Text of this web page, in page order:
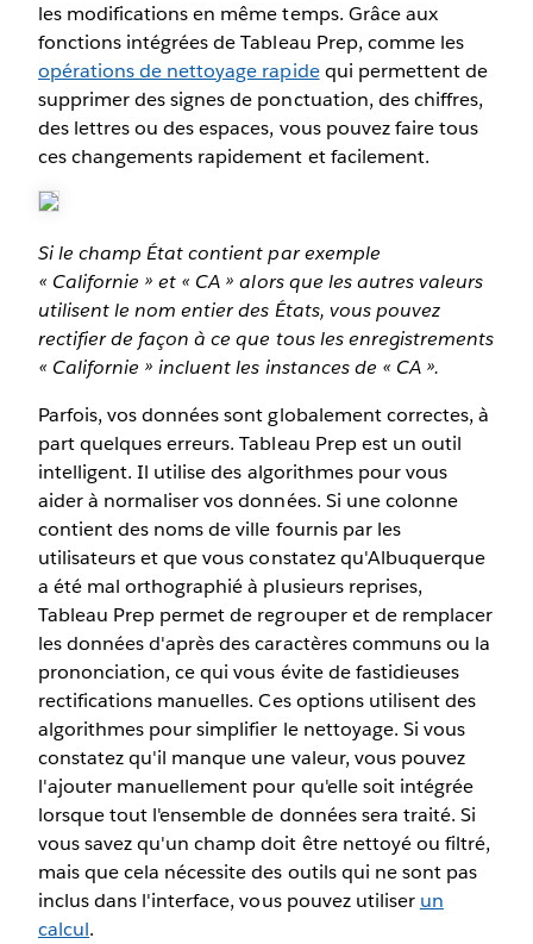
les modifications en même temps. Grâce aux
fonctions intégrées de Tableau Prep, comme les
opérations de nettoyage rapidequi permettent de
supprimer des signes de ponctuation, des chiffres,
des lettres ou des espaces, vous pouvez faire tous
ces changements rapidement et facilement.
Si le champ État contient par exemple
« Californie » et « CA » alors que les autres valeurs
utilisent le nom entier des États, vous pouvez
rectifier de façon à ce que tous les enregistrements
« Californie » incluent les instances de « CA ».
Parfois, vos données sont globalement correctes, à
part quelques erreurs. Tableau Prep est un outil
intelligent. Il utilise des algorithmes pour vous
aider à normaliser vos données. Si une colonne
contient des noms de ville fournis par les
utilisateurs et que vous constatez qu'Albuquerque
a été mal orthographié à plusieurs reprises,
Tableau Prep permet de regrouper et de remplacer
les données d'après des caractères communs ou la
prononciation, ce qui vous évite de fastidieuses
rectifications manuelles. Ces options utilisent des
algorithmes pour simplifier le nettoyage. Si vous
constatez qu'il manque une valeur, vous pouvez
l'ajouter manuellement pour qu'elle soit intégrée
lorsque tout l'ensemble de données sera traité. Si
vous savez qu'un champ doit être nettoyé ou filtré,
mais que cela nécessite des outils qui ne sont pas
inclus dans l'interface, vous pouvez utiliser un
calcul.